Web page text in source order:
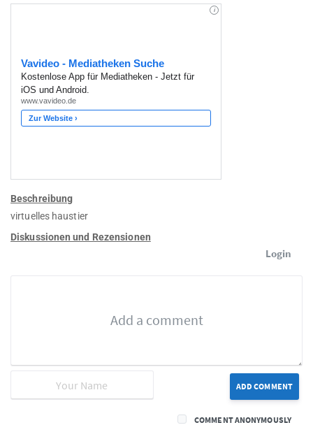
Beschreibung
virtuelles haustier
Diskussionen und Rezensionen
Login
ADD COMMENT
COMMENT ANONYMOUSLY